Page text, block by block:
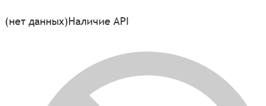
(нет данных)Наличие API